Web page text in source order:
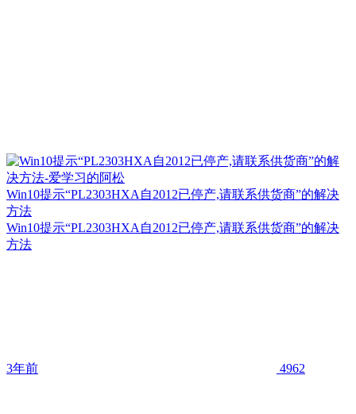
Win10提示“PL2303HXA自2012已停产,请联系供货商”的解决
方法
Win10提示“PL2303HXA自2012已停产,请联系供货商”的解决
方法
3年前 4962